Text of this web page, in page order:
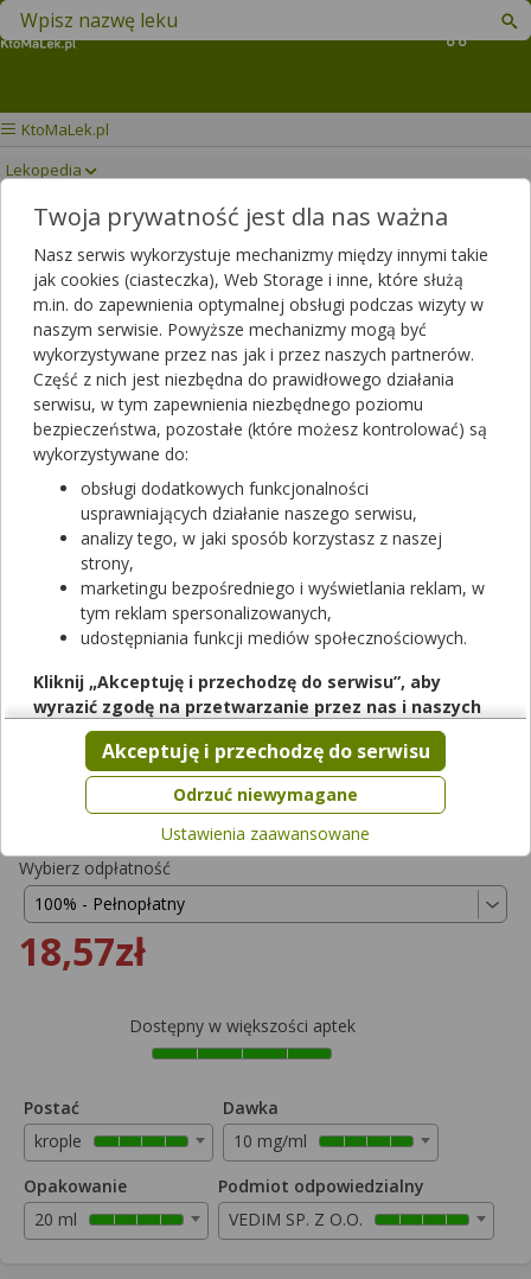
Koszyk
Znajdź lek w swojej okolicy
KtoMaLek.pl
Lekopedia
ZYRTEC Drukuj/Zapisz
Zyrtec
krople doustne, roztwór |10 mg/ml| 20 ml
lek na receptę|refundowany|65+|Dziecko
Rezerwuj
od 0,00 zł do 18,57 zł
Wybierz odpłatność
18,57zł
Dostępny w większości aptek
Postać
krople
Dawka
10 mg/ml
Opakowanie
20 ml
Podmiot odpowiedzialny
VEDIM SP. Z O.O.
Twoja prywatność jest dla nas ważna
Nasz serwis wykorzystuje mechanizmy między innymi takie
jak cookies (ciasteczka), Web Storage i inne, które służą
m.in. do zapewnienia optymalnej obsługi podczas wizyty w
naszym serwisie. Powyższe mechanizmy mogą być
wykorzystywane przez nas jak i przez naszych partnerów.
Część z nich jest niezbędna do prawidłowego działania
serwisu, w tym zapewnienia niezbędnego poziomu
bezpieczeństwa, pozostałe (które możesz kontrolować) są
wykorzystywane do:
obsługi dodatkowych funkcjonalności
usprawniających działanie naszego serwisu,
analizy tego, w jaki sposób korzystasz z naszej
strony,
marketingu bezpośredniego i wyświetlania reklam, w
tym reklam spersonalizowanych,
udostępniania funkcji mediów społecznościowych.
Kliknij „Akceptuję i przechodzę do serwisu”, aby
wyrazić zgodę na przetwarzanie przez nas i naszych
partnerów Twoich danych w powyższych celach.
Pamiętaj, że wyrażenie zgody jest dobrowolne, a wyrażoną
zgodę możesz w każdej chwili cofnąć, możesz też wycofać
zgodę na przetwarzanie Twoich danych tylko w niektórych
celach. Jeżeli chcesz dowiedzieć się więcej lub chcesz
przeprowadzić konfigurację szczegółową, to możesz tego
dokonać za pomocą „Ustawień zaawansowanych”.
Więcej informacji na temat wykorzystywania narzędzi
zewnętrznych w naszym serwisie znajdziesz w
Serwisu
Odrzuć niewymagane
Akceptuję i przechodzę do serwisu
Ustawienia zaawansowane